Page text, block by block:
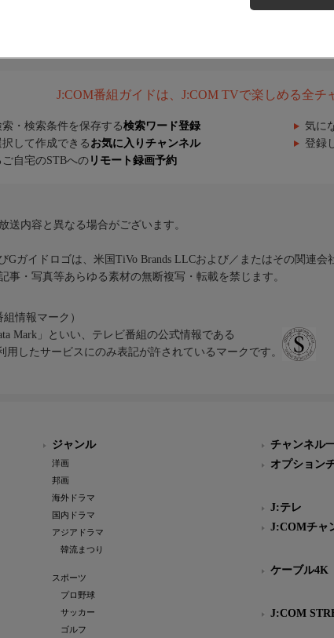
J:COM番組ガイドは、J:COM TVで楽しめる全チ
・検索条件を保存する検索ワード登録 気に
して作成できる お気に入りチャンネル 登録
自宅のSTBへの リモート録画予約
送内容と異なる場合がございます。
Gガイドロゴは、米国TiVo Brands LLCおよび／またはその関連会
事・写真等あらゆる素材の無断複写・転載を禁じます。
情報マーク）
Mark」といい、テレビ番組の公式情報である
用したサービスにのみ表記が許されているマークです。
ジャンル
洋画
邦画
海外ドラマ
国内ドラマ
アジアドラマ
韓流まつり
スポーツ
プロ野球
サッカー
ゴルフ
チャンネル
オプション
J:テレ
J:COMチャ
ケーブル4K
J:COM